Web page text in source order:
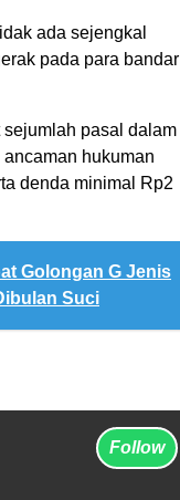
ada sejengkal
pada para bandar
sejumlah pasal dalam
hukuman
denda minimal Rp2
Golongan G Jenis
Suci
Follow